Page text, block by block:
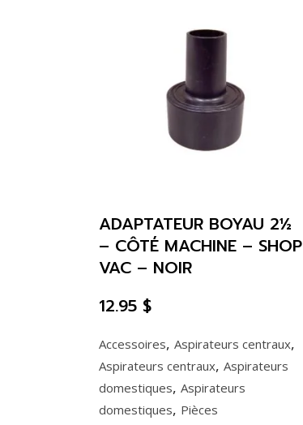
Accessoires, Aspirateurs centraux,
Aspirateurs centraux, Aspirateurs
domestiques, Aspirateurs
domestiques, Pièces
ADAPTATEUR BOYAU 2½
– CÔTÉ MACHINE – SHOP
VAC – NOIR
12.95 $